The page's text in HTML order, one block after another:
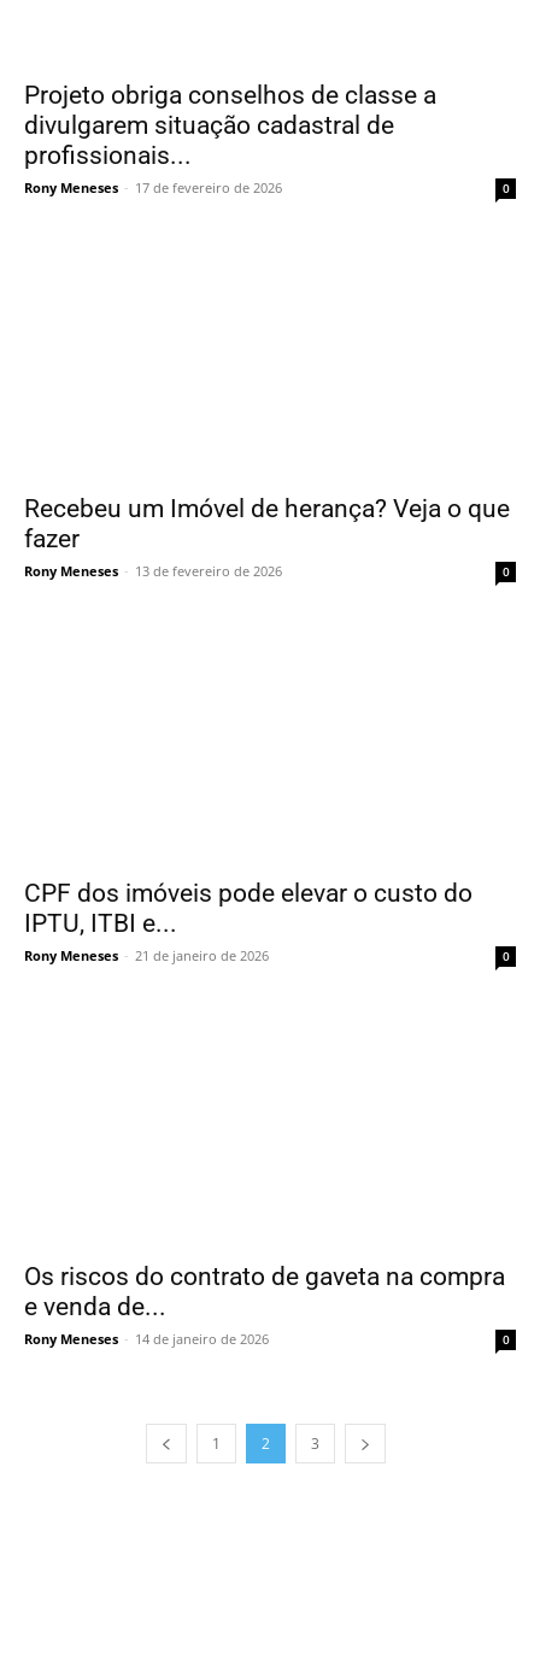
Projeto obriga conselhos de classe a
divulgarem situação cadastral de
profissionais...
Rony Meneses - 17 de fevereiro de 2026 0
Recebeu um Imóvel de herança? Veja o que
fazer
Rony Meneses - 13 de fevereiro de 2026 0
CPF dos imóveis pode elevar o custo do
IPTU, ITBI e...
Rony Meneses - 21 de janeiro de 2026 0
Os riscos do contrato de gaveta na compra
e venda de...
Rony Meneses - 14 de janeiro de 2026 0
1 2 3